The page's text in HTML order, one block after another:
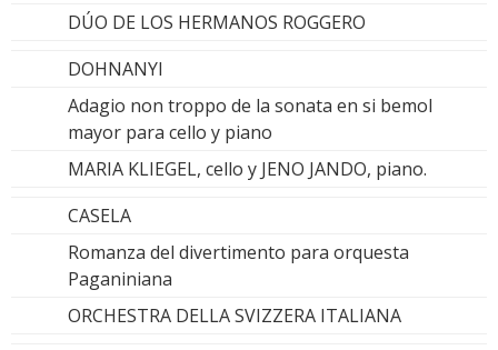
DÚO DE LOS HERMANOS ROGGERO
DOHNANYI
Adagio non troppo de la sonata en si bemol
mayor para cello y piano
MARIA KLIEGEL, cello y JENO JANDO, piano.
CASELA
Romanza del divertimento para orquesta
Paganiniana
ORCHESTRA DELLA SVIZZERA ITALIANA